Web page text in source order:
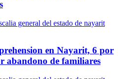
general del estado de nayarit
en Nayarit, 6 por
abandono de familiares